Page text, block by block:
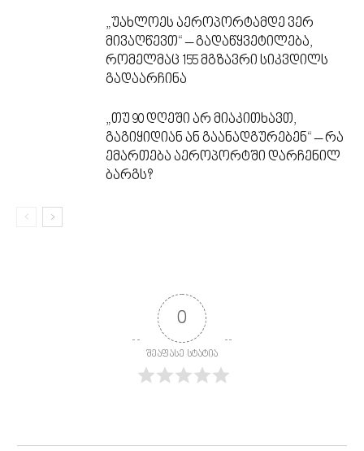
„უახლოეს აეროპორტამდე ვერ
მივაღწევთ“ – გადაწყვეტილება,
რომელმაც 155 მგზავრი სიკვდილს
გადაარჩინა
„თუ 90 დღეში არ მიაკითხავთ,
გაგიყიდიან ან გაანადგურებენ“ – რა
ემართება აეროპორტში დარჩენილ
ბარგს?
0
შეაფასე სტატია